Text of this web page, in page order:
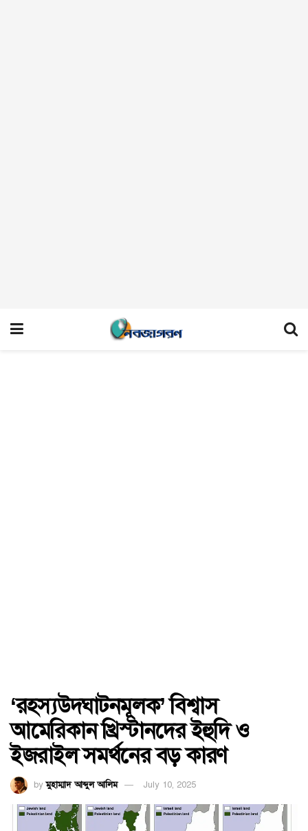
‘রহস্যউদ্ঘাটনমূলক’ বিশ্বাস
আমেরিকান খ্রিস্টানদের ইহুদি ও
ইজরাইল সমর্থনের বড় কারণ
by মুহাম্মাদ আব্দুল আলিম July 10, 2025